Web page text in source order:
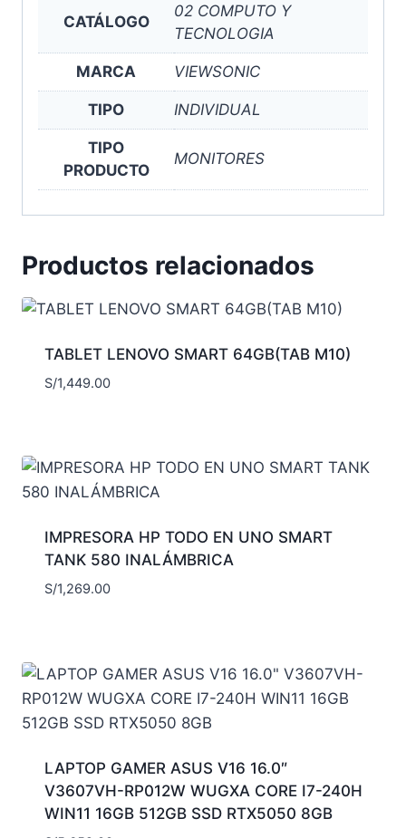
CATÁLOGO
02 COMPUTO Y
TECNOLOGIA
MARCA VIEWSONIC
TIPO INDIVIDUAL
TIPO
PRODUCTO
MONITORES
Productos relacionados
TABLET LENOVO SMART 64GB(TAB M10)
S/1,449.00
IMPRESORA HP TODO EN UNO SMART
TANK 580 INALÁMBRICA
S/1,269.00
LAPTOP GAMER ASUS V16 16.0″
V3607VH-RP012W WUGXA CORE I7-240H
WIN11 16GB 512GB SSD RTX5050 8GB